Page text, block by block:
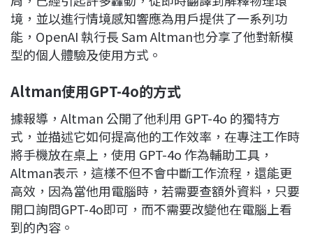
境，並以進行情境感知響應為用戶提供了一系列功
能，OpenAI 執行長 Sam Altman也分享了他對新模
型的個人體驗及使用方式。
Altman使用GPT-4o的方式
據報導，Altman 公開了他利用 GPT-4o 的獨特方
式，並描述它如何提高他的工作效率，在專注工作時
將手機放在桌上，使用 GPT-4o 作為輔助工具，
Altman表示，這樣不但不會中斷工作流程，還能更
高效，因為當他用電腦時，若需要查額外資料，只要
開口詢問GPT-4o即可，而不需要改變他在電腦上看
到的內容。